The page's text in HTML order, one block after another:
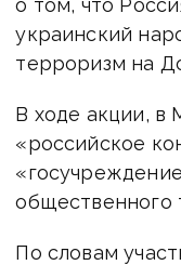
о том, что
украинский
терроризм на
В ходе акции, в
«российское
общественного
По словам